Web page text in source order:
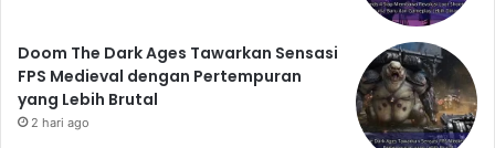
Doom The Dark Ages Tawarkan Sensasi
FPS Medieval dengan Pertempuran
yang Lebih Brutal
2 hari ago